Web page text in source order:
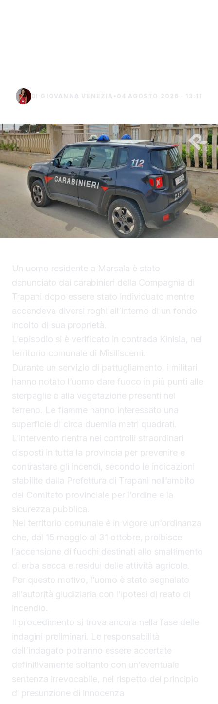
DI GIOVANNA VENEZIA • 04 AGOSTO 2026 · 13:11
Un uomo residente a Marsala è stato
denunciato dai carabinieri della Compagnia di
Trapani dopo essere stato individuato mentre
accendeva diversi roghi all’interno di un fondo
incolto di sua proprietà.
L’episodio si è verificato in contrada Kinisia, nel
territorio comunale di Misiliscemi.
Durante un servizio di pattugliamento, i militari
hanno notato l’uomo dare fuoco in più punti alle
sterpaglie e alla vegetazione presenti nel
terreno. Le fiamme hanno interessato una
superficie di circa duemila metri quadrati.
L’intervento rientra nei controlli straordinari
disposti in tutta la provincia per prevenire e
contrastare gli incendi, secondo le indicazioni
stabilite dalla Prefettura di Trapani nell’ambito
del Comitato provinciale per l’ordine e la
sicurezza pubblica.
Nel territorio comunale è in vigore un’ordinanza
che, dal 15 maggio al 31 ottobre, proibisce
l’accensione di fuochi destinati allo smaltimento
di erba secca e residui delle attività agricole.
Per questo motivo, l’uomo è stato segnalato
all’autorità giudiziaria con l’ipotesi di reato di
incendio.
Il procedimento si trova ancora nella fase delle
indagini preliminari. Le responsabilità
dell’indagato potranno essere accertate
definitivamente soltanto con un’eventuale
sentenza irrevocabile, nel rispetto del principio
di presunzione di innocenza